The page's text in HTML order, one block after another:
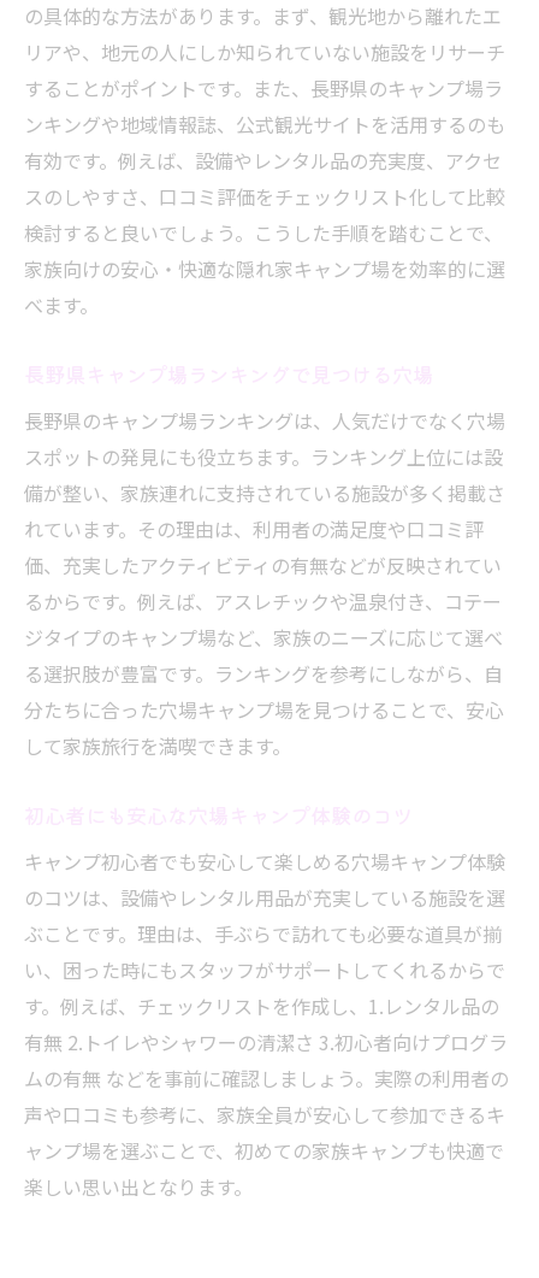
の具体的な方法があります。まず、観光地から離れたエ
リアや、地元の人にしか知られていない施設をリサーチ
することがポイントです。また、長野県のキャンプ場ラ
ンキングや地域情報誌、公式観光サイトを活用するのも
有効です。例えば、設備やレンタル品の充実度、アクセ
スのしやすさ、口コミ評価をチェックリスト化して比較
検討すると良いでしょう。こうした手順を踏むことで、
家族向けの安心・快適な隠れ家キャンプ場を効率的に選
べます。
長野県のキャンプ場ランキングは、人気だけでなく穴場
スポットの発見にも役立ちます。ランキング上位には設
備が整い、家族連れに支持されている施設が多く掲載さ
れています。その理由は、利用者の満足度や口コミ評
価、充実したアクティビティの有無などが反映されてい
るからです。例えば、アスレチックや温泉付き、コテー
ジタイプのキャンプ場など、家族のニーズに応じて選べ
る選択肢が豊富です。ランキングを参考にしながら、自
分たちに合った穴場キャンプ場を見つけることで、安心
して家族旅行を満喫できます。
キャンプ初心者でも安心して楽しめる穴場キャンプ体験
のコツは、設備やレンタル用品が充実している施設を選
ぶことです。理由は、手ぶらで訪れても必要な道具が揃
い、困った時にもスタッフがサポートしてくれるからで
す。例えば、チェックリストを作成し、1.レンタル品の
有無 2.トイレやシャワーの清潔さ 3.初心者向けプログラ
ムの有無 などを事前に確認しましょう。実際の利用者の
声や口コミも参考に、家族全員が安心して参加できるキ
ャンプ場を選ぶことで、初めての家族キャンプも快適で
楽しい思い出となります。